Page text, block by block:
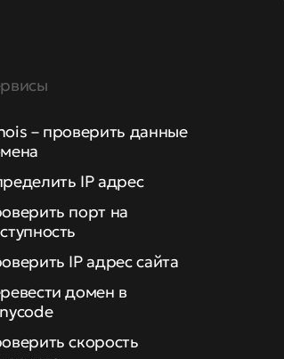
– проверить данные
IP адрес
порт на
IP адрес сайта
домен в
скорость